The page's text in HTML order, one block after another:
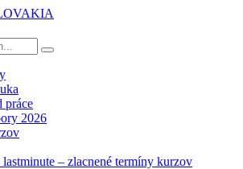
práce
2026
– zlacnené termíny kurzov